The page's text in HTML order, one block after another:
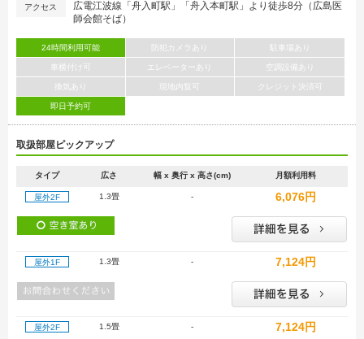
アクセス
広電江波線「舟入町駅」「舟入本町駅」より徒歩8分（広島医
師会館そば）
24時間利用可能 防犯カメラあり 駐車場あり
車横付け可 エレベーターあり 空調設備あり
換気あり 現地内覧可 クレジット決済可
即日予約可
取扱部屋ピックアップ
タイプ 広さ 幅 x 奥行 x 高さ(cm) 月額利用料
屋外2F 1.3畳 - 6,076円
屋外1F 1.3畳 - 7,124円
屋外2F 1.5畳 - 7,124円